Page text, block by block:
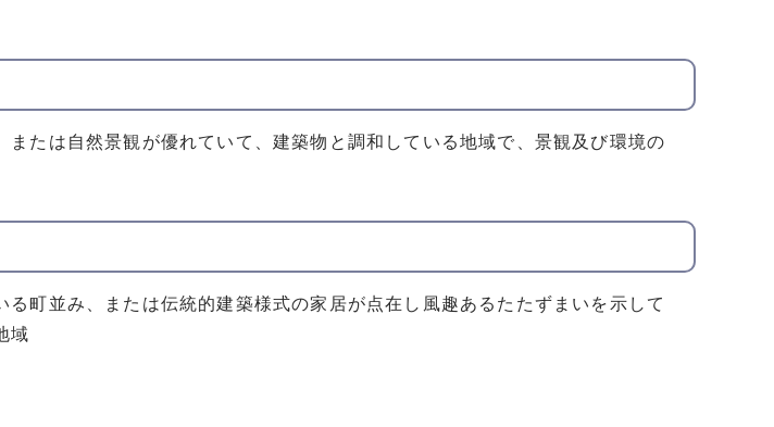
または自然景観が優れていて、建築物と調和している地域で、景観及び環境の
町並み、または伝統的建築様式の家居が点在し風趣あるたたずまいを示して
域